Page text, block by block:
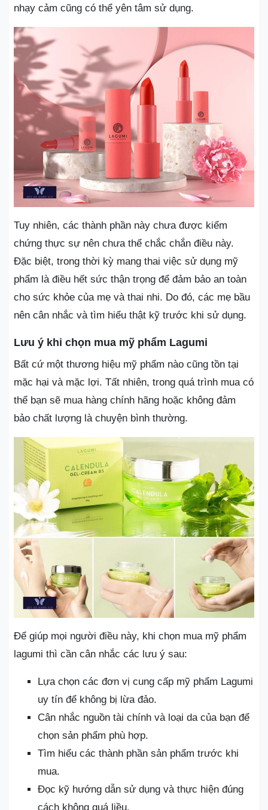
nhạy cảm cũng có thể yên tâm sử dụng.
Tuy nhiên, các thành phần này chưa được kiểm
chứng thực sự nên chưa thể chắc chắn điều này.
Đặc biệt, trong thời kỳ mang thai việc sử dụng mỹ
phẩm là điều hết sức thận trọng để đảm bảo an toàn
cho sức khỏe của mẹ và thai nhi. Do đó, các mẹ bầu
nên cân nhắc và tìm hiểu thật kỹ trước khi sử dụng.
Lưu ý khi chọn mua mỹ phẩm Lagumi
Bất cứ một thương hiệu mỹ phẩm nào cũng tồn tại
mặc hại và mặc lợi. Tất nhiên, trong quá trình mua có
thể bạn sẽ mua hàng chính hãng hoặc không đảm
bảo chất lượng là chuyện bình thường.
Để giúp mọi người điều này, khi chọn mua mỹ phẩm
lagumi thì cần cân nhắc các lưu ý sau:
Lựa chọn các đơn vị cung cấp mỹ phẩm Lagumi
uy tín để không bị lừa đảo.
Cân nhắc nguồn tài chính và loại da của bạn để
chọn sản phẩm phù hợp.
Tìm hiểu các thành phần sản phẩm trước khi
mua.
Đọc kỹ hướng dẫn sử dụng và thực hiện đúng
cách không quá liều.